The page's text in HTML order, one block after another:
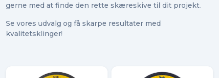
gerne med at finde den rette skæreskive til dit projekt.
Se vores udvalg og få skarpe resultater med
kvalitetsklinger!